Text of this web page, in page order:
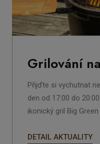
Grilování
Přijďte si vychutnat
den od 17:00 do 20:00
ikonický gril Big Green
DETAIL AKTUALITY